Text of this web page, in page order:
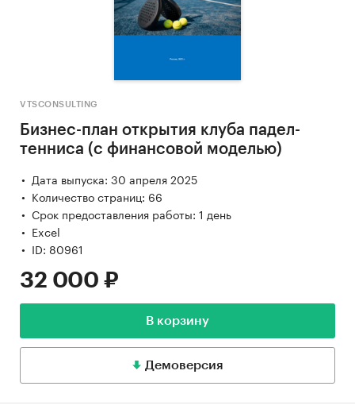
VTSCONSULTING
Бизнес-план открытия клуба падел-
тенниса (с финансовой моделью)
Дата выпуска: 30 апреля 2025
Количество страниц: 66
Срок предоставления работы: 1 день
Excel
ID: 80961
32 000 ₽
В корзину
Демоверсия